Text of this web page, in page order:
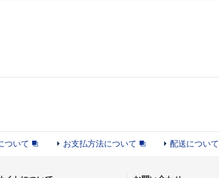
ついて お支払方法について 配送について